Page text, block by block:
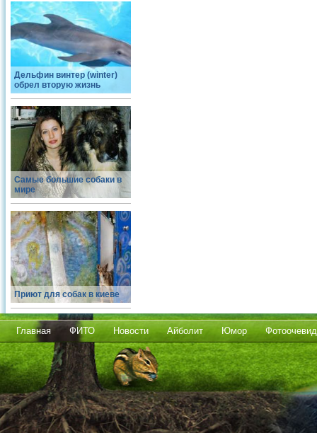
Дельфин винтер (winter)
обрел вторую жизнь
Самые большие собаки в
мире
Приют для собак в киеве
Главная ФИТО Новости Айболит Юмор